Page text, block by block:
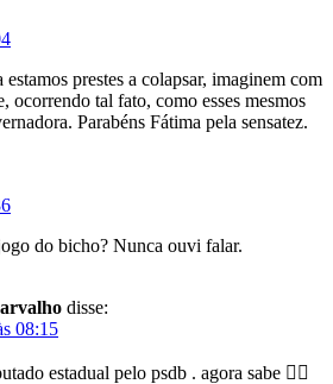
prestes a colapsar, imaginem com
ocorrendo tal fato, como esses mesmos
Parabéns Fátima pela sensatez.
do bicho? Nunca ouvi falar.
disse:
08:15
estadual pelo psdb . agora sabe 👍🏻